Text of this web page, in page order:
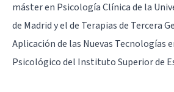
máster en Psicología Clínica de la
de Madrid y el de Terapias de Tercera
Aplicación de las Nuevas Tecnologías
Psicológico del Instituto Superior de